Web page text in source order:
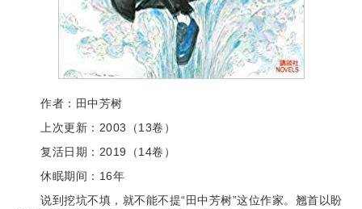
作者：田中芳树
上次更新：2003（13卷）
复活日期：2019（14卷）
休眠期间：16年
说到挖坑不填，就不能不提“田中芳树”这位作家。翘首以盼